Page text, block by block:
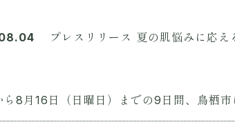
プレスリリース 夏の肌悩みに応え
8月16日（日曜日）までの9日間、鳥栖